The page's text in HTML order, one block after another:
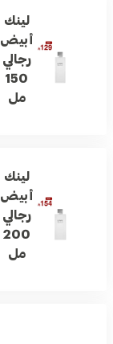
لينك
أبيض
رجالي
150
مل
لينك
أبيض
رجالي
200
مل